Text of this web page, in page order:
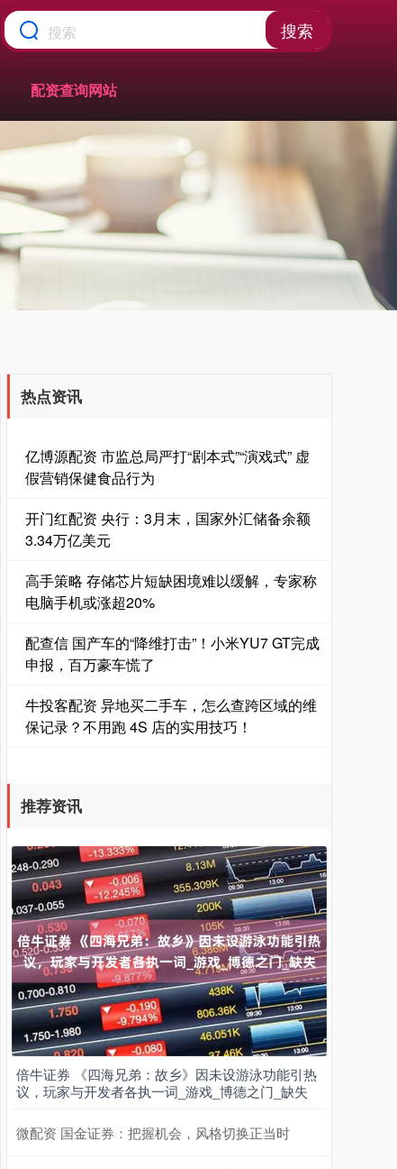
搜索
配资查询网站
热点资讯
亿博源配资 市监总局严打“剧本式”“演戏式” 虚
假营销保健食品行为
开门红配资 央行：3月末，国家外汇储备余额
3.34万亿美元
高手策略 存储芯片短缺困境难以缓解，专家称
电脑手机或涨超20%
配查信 国产车的“降维打击”！小米YU7 GT完成
申报，百万豪车慌了
牛投客配资 异地买二手车，怎么查跨区域的维
保记录？不用跑 4S 店的实用技巧！
推荐资讯
倍牛证券 《四海兄弟：故乡》因未设游泳功能引热
议，玩家与开发者各执一词_游戏_博德之门_缺失
微配资 国金证券：把握机会，风格切换正当时